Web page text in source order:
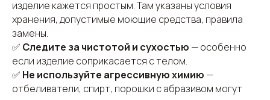
изделие кажется простым. Там указаны условия
хранения, допустимые моющие средства, правила
замены.
✅ Следите за чистотой и сухостью — особенно
если изделие соприкасается с телом.
✅ Не используйте агрессивную химию —
отбеливатели, спирт, порошки с абразивом могут